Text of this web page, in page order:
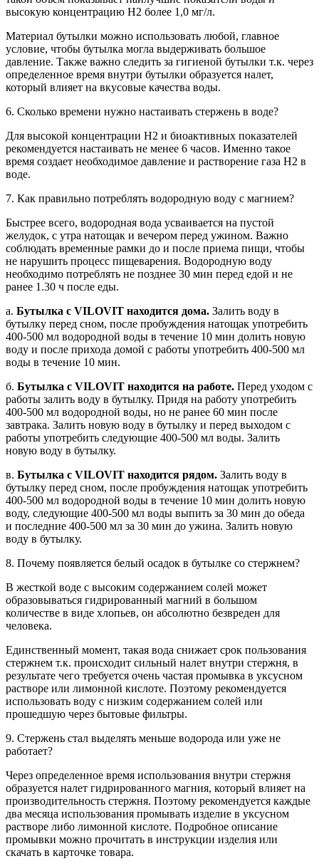
высокую концентрацию Н2 более 1,0 мг/л.
Материал бутылки можно использовать любой, главное
условие, чтобы бутылка могла выдерживать большое
давление. Также важно следить за гигиеной бутылки т.к. через
определенное время внутри бутылки образуется налет,
который влияет на вкусовые качества воды.
6. Сколько времени нужно настаивать стержень в воде?
Для высокой концентрации Н2 и биоактивных показателей
рекомендуется настаивать не менее 6 часов. Именно такое
время создает необходимое давление и растворение газа Н2 в
воде.
7. Как правильно потреблять водородную воду с магнием?
Быстрее всего, водородная вода усваивается на пустой
желудок, с утра натощак и вечером перед ужином. Важно
соблюдать временные рамки до и после приема пищи, чтобы
не нарушить процесс пищеварения. Водородную воду
необходимо потреблять не позднее 30 мин перед едой и не
ранее 1.30 ч после еды.
а. Бутылка с VILOVIT находится дома. Залить воду в
бутылку перед сном, после пробуждения натощак употребить
400-500 мл водородной воды в течение 10 мин долить новую
воду и после прихода домой с работы употребить 400-500 мл
воды в течение 10 мин.
б. Бутылка с VILOVIT находится на работе. Перед уходом с
работы залить воду в бутылку. Придя на работу употребить
400-500 мл водородной воды, но не ранее 60 мин после
завтрака. Залить новую воду в бутылку и перед выходом с
работы употребить следующие 400-500 мл воды. Залить
новую воду в бутылку.
в. Бутылка с VILOVIT находится рядом. Залить воду в
бутылку перед сном, после пробуждения натощак употребить
400-500 мл водородной воды в течение 10 мин долить новую
воду, следующие 400-500 мл воды выпить за 30 мин до обеда
и последние 400-500 мл за 30 мин до ужина. Залить новую
воду в бутылку.
8. Почему появляется белый осадок в бутылке со стержнем?
В жесткой воде с высоким содержанием солей может
образовываться гидрированный магний в большом
количестве в виде хлопьев, он абсолютно безвреден для
человека.
Единственный момент, такая вода снижает срок пользования
стержнем т.к. происходит сильный налет внутри стержня, в
результате чего требуется очень частая промывка в уксусном
растворе или лимонной кислоте. Поэтому рекомендуется
использовать воду с низким содержанием солей или
прошедшую через бытовые фильтры.
9. Стержень стал выделять меньше водорода или уже не
работает?
Через определенное время использования внутри стержня
образуется налет гидрированного магния, который влияет на
производительность стержня. Поэтому рекомендуется каждые
два месяца использования промывать изделие в уксусном
растворе либо лимонной кислоте. Подробное описание
промывки можно прочитать в инструкции изделия или
скачать в карточке товара.